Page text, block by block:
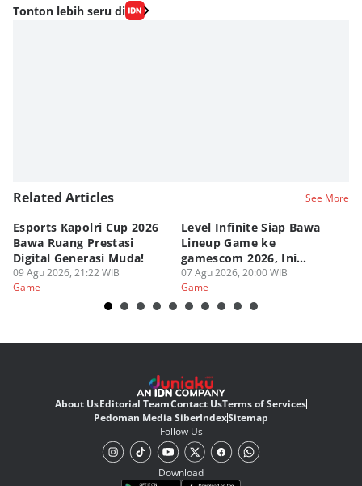
Editor
Antonius Putu Satria
Tonton lebih seru di
Related Articles See More
Esports Kapolri Cup 2026
Bawa Ruang Prestasi
Digital Generasi Muda!
09 Agu 2026, 21:22 WIB
Game
Level Infinite Siap Bawa
Lineup Game ke
gamescom 2026, Ini
Judulnya!
07 Agu 2026, 20:00 WIB
Game
About UsEditorial TeamContact UsTerms of Services
Pedoman Media SiberIndexSitemap
Follow Us
Download